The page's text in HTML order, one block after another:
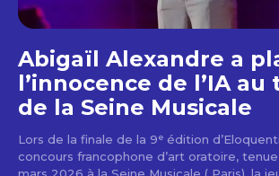
Abigaïl Alexandre a
l’innocence de l’IA
de la Seine Musicale
Lors de la finale de la 9ᵉ édition
concours francophone d’art oratoire,
mars 2026 à la Seine Musicale ( Paris), la